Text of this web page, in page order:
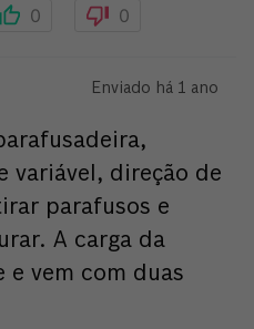
0 0
Enviado há 1 ano
variável, direção de
parafusos e
A carga da
e vem com duas